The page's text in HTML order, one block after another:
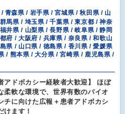
青森県 / 岩手県 / 宮城県 / 秋田県 / 山
馬県 / 埼玉県 / 千葉県 / 東京都 / 神奈
井県 / 山梨県 / 長野県 / 岐阜県 / 静岡
府 / 大阪府 / 兵庫県 / 奈良県 / 和歌山
県 / 山口県 / 徳島県 / 香川県 / 愛媛県
/ 熊本県 / 大分県 / 宮崎県 / 鹿児島県 /
アドボカシー経験者大歓迎】 ほぼ
柔軟な環境で、世界有数のバイオ
チに向けた広報＋患者アドボカシ
けます！